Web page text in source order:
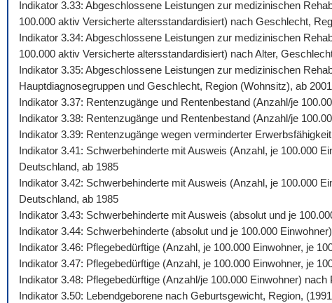
Indikator 3.33: Abgeschlossene Leistungen zur medizinischen
100.000 aktiv Versicherte altersstandardisiert) nach Geschlecht,
Indikator 3.34: Abgeschlossene Leistungen zur medizinischen
100.000 aktiv Versicherte altersstandardisiert) nach Alter,
Indikator 3.35: Abgeschlossene Leistungen zur medizinischen
Hauptdiagnosegruppen und Geschlecht, Region (Wohnsitz), ab 2001
Indikator 3.37: Rentenzugänge und Rentenbestand (Anzahl/je
Indikator 3.38: Rentenzugänge und Rentenbestand (Anzahl/je
Indikator 3.39: Rentenzugänge wegen verminderter
Indikator 3.41: Schwerbehinderte mit Ausweis (Anzahl, je 100.000
Deutschland, ab 1985
Indikator 3.42: Schwerbehinderte mit Ausweis (Anzahl, je 100.000
Deutschland, ab 1985
Indikator 3.43: Schwerbehinderte mit Ausweis (absolut und je
Indikator 3.44: Schwerbehinderte (absolut und je 100.000
Indikator 3.46: Pflegebedürftige (Anzahl, je 100.000 Einwohner, je
Indikator 3.47: Pflegebedürftige (Anzahl, je 100.000 Einwohner, je
Indikator 3.48: Pflegebedürftige (Anzahl/je 100.000 Einwohner)
Indikator 3.50: Lebendgeborene nach Geburtsgewicht, Region,